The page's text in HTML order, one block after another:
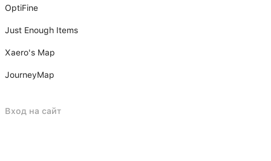
OptiFine
Just Enough Items
Xаero's Mаp
JourneyMap
Вход на сайт